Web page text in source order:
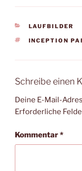
KATEGORIEN
LAUFBILDER
INCEPTION
Schreibe einen
Deine E-Mail-
Erforderliche
Kommentar*